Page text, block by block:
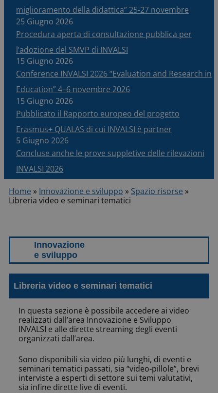
miglioramento della didattica” 25-27 novembre
25 Giugno 2026
Procedura aperta di consultazione pubblica per
l’adozione del SMVP di INVALSI
15 Giugno 2026
Conference INVALSI 2026 “Evaluation and Research in
Education” 4–6 novembre 2026
15 Giugno 2026
Pubblicato il Rapporto europeo del progetto
Erasmus+ QUALAS di cui INVALSI è partner
5 Giugno 2026
Concluse anche le prove suppletive delle rilevazioni
INVALSI 2026
Home » Innovazione e sviluppo » Spazio risorse »
Libreria video e seminari tematici
Libreria video e seminari tematici
In questa sezione è possibile accedere ai video
realizzati dall’area Innovazione e Sviluppo
INVALSI e alle dirette streaming degli eventi
organizzati dall’area.
Sono disponibili sia video più lunghi, di eventi e
seminari tematici passati, sia “video-pillole”, brevi
interviste a esperti di settore sui temi valutativi,
sia infine dirette live di eventi.